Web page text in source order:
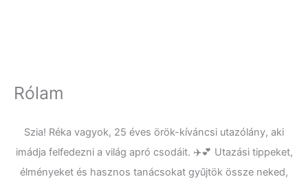
Rólam
Szia! Réka vagyok, 25 éves örök-kíváncsi utazólány, aki
imádja felfedezni a világ apró csodáit. ✈️💕 Utazási tippeket,
élményeket és hasznos tanácsokat gyűjtök össze neked,